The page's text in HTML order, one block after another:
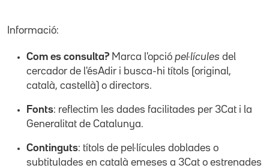
Informació:
Com es consulta? Marca l'opció pel·lícules del
cercador de l'ésAdir i busca-hi títols (original,
català, castellà) o directors.
Fonts: reflectim les dades facilitades per 3Cat i la
Generalitat de Catalunya.
Continguts: títols de pel·lícules doblades o
subtitulades en català emeses a 3Cat o estrenades